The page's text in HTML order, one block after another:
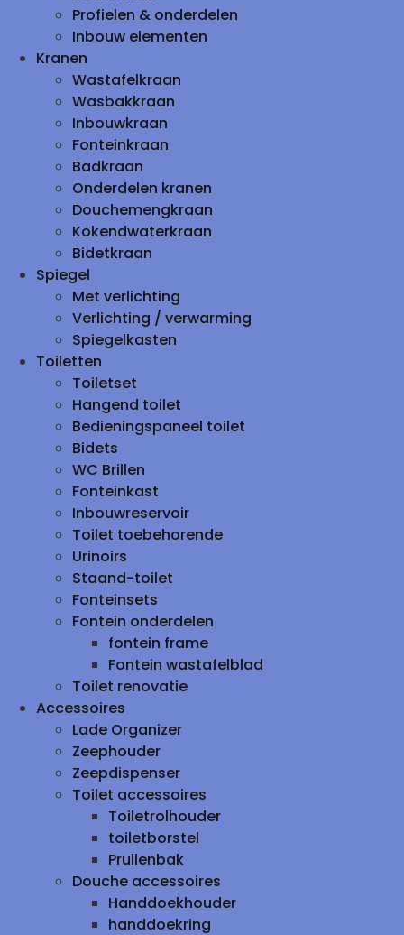
Profielen & onderdelen
Inbouw elementen
Kranen
Wastafelkraan
Wasbakkraan
Inbouwkraan
Fonteinkraan
Badkraan
Onderdelen kranen
Douchemengkraan
Kokendwaterkraan
Bidetkraan
Spiegel
Met verlichting
Verlichting / verwarming
Spiegelkasten
Toiletten
Toiletset
Hangend toilet
Bedieningspaneel toilet
Bidets
WC Brillen
Fonteinkast
Inbouwreservoir
Toilet toebehorende
Urinoirs
Staand-toilet
Fonteinsets
Fontein onderdelen
fontein frame
Fontein wastafelblad
Toilet renovatie
Accessoires
Lade Organizer
Zeephouder
Zeepdispenser
Toilet accessoires
Toiletrolhouder
toiletborstel
Prullenbak
Douche accessoires
Handdoekhouder
handdoekring